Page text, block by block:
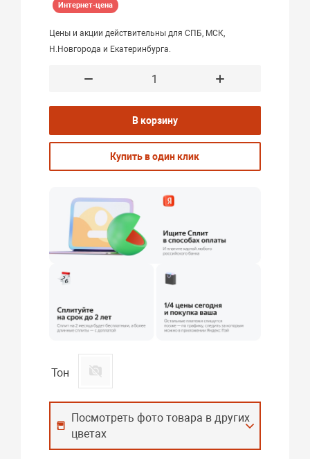
Интернет-цена
Цены и акции действительны для СПБ, МСК,
Н.Новгорода и Екатеринбурга.
В корзину
Купить в один клик
Тон
Посмотреть фото товара в других
цветах